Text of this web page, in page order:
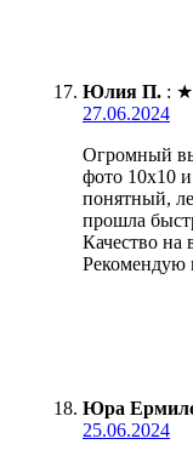
Юлия П. : ★
27.06.2024
Огромный
фото 10х10
понятный,
прошла
Качество на
Рекомендую
Юра
25.06.2024